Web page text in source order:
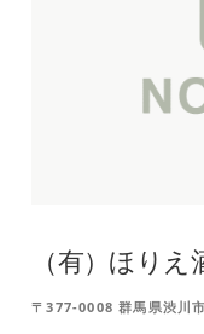
（有）ほりえ
〒377-0008 群馬県渋川